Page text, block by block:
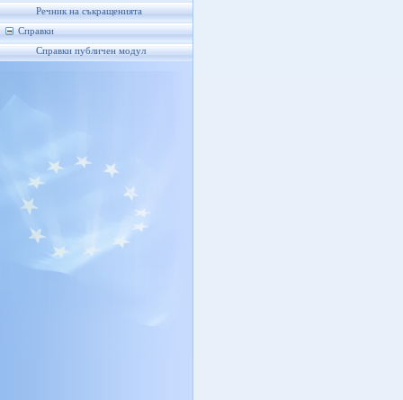
Речник на съкращенията
Справки
Справки публичен модул